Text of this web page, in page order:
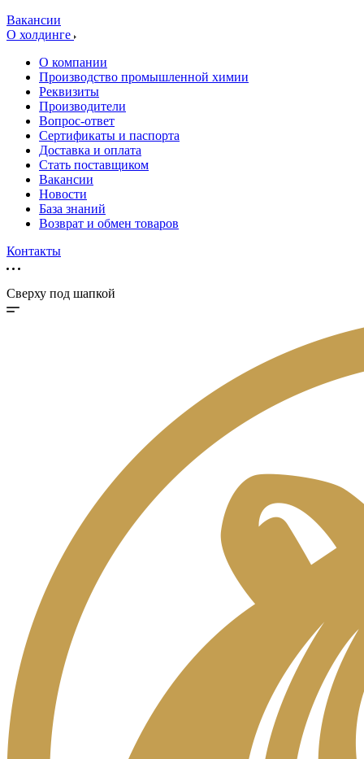
Вакансии
О холдинге
О компании
Производство промышленной химии
Реквизиты
Производители
Вопрос-ответ
Сертификаты и паспорта
Доставка и оплата
Стать поставщиком
Вакансии
Новости
База знаний
Возврат и обмен товаров
Контакты
Сверху под шапкой